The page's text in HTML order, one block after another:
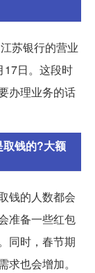
苏银行的营业
17日。这段时
办理业务的话
取钱的?大额
钱的人数都会
准备一些红包
同时，春节期
也会增加。